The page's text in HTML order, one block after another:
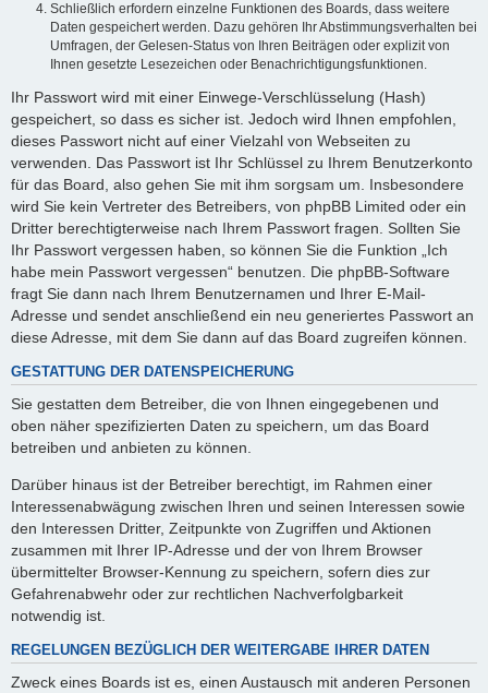
Schließlich erfordern einzelne Funktionen des Boards, dass weitere
Daten gespeichert werden. Dazu gehören Ihr Abstimmungsverhalten bei
Umfragen, der Gelesen-Status von Ihren Beiträgen oder explizit von
Ihnen gesetzte Lesezeichen oder Benachrichtigungsfunktionen.
Ihr Passwort wird mit einer Einwege-Verschlüsselung (Hash)
gespeichert, so dass es sicher ist. Jedoch wird Ihnen empfohlen,
dieses Passwort nicht auf einer Vielzahl von Webseiten zu
verwenden. Das Passwort ist Ihr Schlüssel zu Ihrem Benutzerkonto
für das Board, also gehen Sie mit ihm sorgsam um. Insbesondere
wird Sie kein Vertreter des Betreibers, von phpBB Limited oder ein
Dritter berechtigterweise nach Ihrem Passwort fragen. Sollten Sie
Ihr Passwort vergessen haben, so können Sie die Funktion „Ich
habe mein Passwort vergessen“ benutzen. Die phpBB-Software
fragt Sie dann nach Ihrem Benutzernamen und Ihrer E-Mail-
Adresse und sendet anschließend ein neu generiertes Passwort an
diese Adresse, mit dem Sie dann auf das Board zugreifen können.
GESTATTUNG DER DATENSPEICHERUNG
Sie gestatten dem Betreiber, die von Ihnen eingegebenen und
oben näher spezifizierten Daten zu speichern, um das Board
betreiben und anbieten zu können.
Darüber hinaus ist der Betreiber berechtigt, im Rahmen einer
Interessenabwägung zwischen Ihren und seinen Interessen sowie
den Interessen Dritter, Zeitpunkte von Zugriffen und Aktionen
zusammen mit Ihrer IP-Adresse und der von Ihrem Browser
übermittelter Browser-Kennung zu speichern, sofern dies zur
Gefahrenabwehr oder zur rechtlichen Nachverfolgbarkeit
notwendig ist.
REGELUNGEN BEZÜGLICH DER WEITERGABE IHRER DATEN
Zweck eines Boards ist es, einen Austausch mit anderen Personen